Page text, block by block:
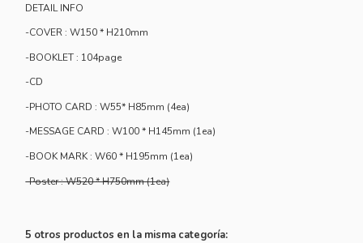
DETAIL INFO
-COVER : W150 * H210mm
-BOOKLET : 104page
-CD
-PHOTO CARD : W55* H85mm (4ea)
-MESSAGE CARD : W100 * H145mm (1ea)
-BOOK MARK : W60 * H195mm (1ea)
-Poster : W520 * H750mm (1ea)
5 otros productos en la misma categoría: